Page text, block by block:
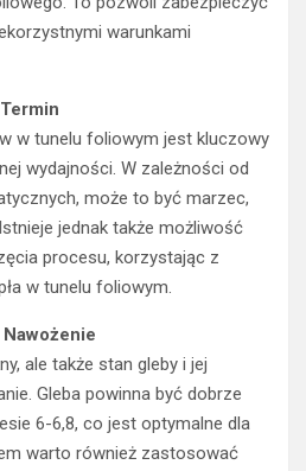
warunkami
w tunelu foliowym jest kluczowy
wydajności. W zależności od
może to być marzec,
jednak także możliwość
procesu, korzystając z
w tunelu foliowym.
ale także stan gleby i jej
Gleba powinna być dobrze
6-6,8, co jest optymalne dla
warto również zastosować